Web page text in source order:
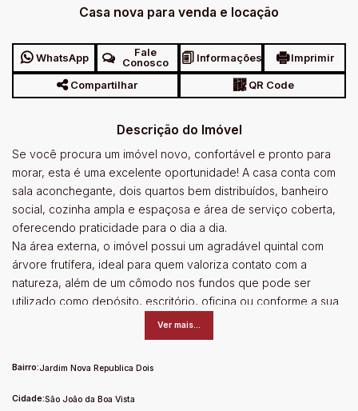
Casa nova para venda e locação
WhatsApp
Fale
Conosco
Informações Imprimir
Compartilhar QR Code
Descrição do Imóvel
Se você procura um imóvel novo, confortável e pronto para
morar, esta é uma excelente oportunidade! A casa conta com
sala aconchegante, dois quartos bem distribuídos, banheiro
social, cozinha ampla e espaçosa e área de serviço coberta,
oferecendo praticidade para o dia a dia.
Na área externa, o imóvel possui um agradável quintal com
árvore frutífera, ideal para quem valoriza contato com a
natureza, além de um cômodo nos fundos que pode ser
utilizado como depósito, escritório, oficina ou conforme a sua
Um imóvel funcional, com ótimo aproveitamento dos espaços
Ver mais...
Bairro:Jardim Nova Republica Dois
Cidade:São João da Boa Vista